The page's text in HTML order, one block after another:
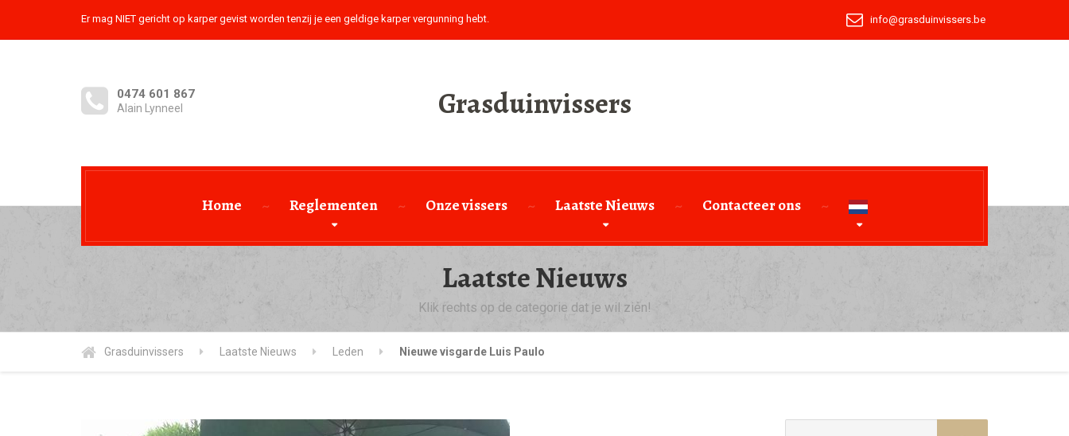
Er mag NIET gericht op karper gevist worden tenzij je een geldige karper vergunning hebt. info@grasduinvissers.be
0474 601 867
Alain Lynneel Grasduinvissers
Home Reglementen Onze vissers Laatste Nieuws Contacteer ons
Laatste Nieuws
Klik rechts op de categorie dat je wil zien!
Grasduinvissers Laatste Nieuws Leden Nieuwe visgarde Luis Paulo